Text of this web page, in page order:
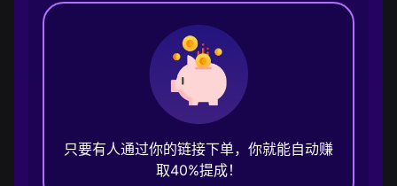
只要有人通过你的链接下单，你就能自动赚
取40%提成！